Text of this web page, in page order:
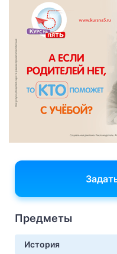
Предметы
История